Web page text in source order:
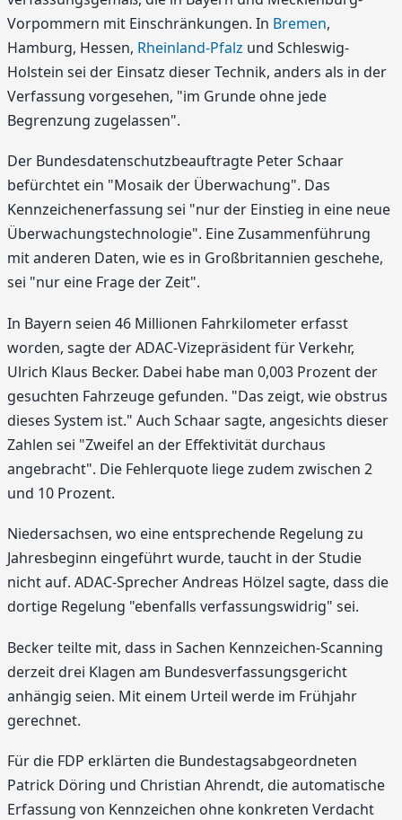
Vorpommern mit Einschränkungen. In Bremen,
Hamburg, Hessen, Rheinland-Pfalz und Schleswig-
Holstein sei der Einsatz dieser Technik, anders als in der
Verfassung vorgesehen, "im Grunde ohne jede
Begrenzung zugelassen".
Der Bundesdatenschutzbeauftragte Peter Schaar
befürchtet ein "Mosaik der Überwachung". Das
Kennzeichenerfassung sei "nur der Einstieg in eine neue
Überwachungstechnologie". Eine Zusammenführung
mit anderen Daten, wie es in Großbritannien geschehe,
sei "nur eine Frage der Zeit".
In Bayern seien 46 Millionen Fahrkilometer erfasst
worden, sagte der ADAC-Vizepräsident für Verkehr,
Ulrich Klaus Becker. Dabei habe man 0,003 Prozent der
gesuchten Fahrzeuge gefunden. "Das zeigt, wie obstrus
dieses System ist." Auch Schaar sagte, angesichts dieser
Zahlen sei "Zweifel an der Effektivität durchaus
angebracht". Die Fehlerquote liege zudem zwischen 2
und 10 Prozent.
Niedersachsen, wo eine entsprechende Regelung zu
Jahresbeginn eingeführt wurde, taucht in der Studie
nicht auf. ADAC-Sprecher Andreas Hölzel sagte, dass die
dortige Regelung "ebenfalls verfassungswidrig" sei.
Becker teilte mit, dass in Sachen Kennzeichen-Scanning
derzeit drei Klagen am Bundesverfassungsgericht
anhängig seien. Mit einem Urteil werde im Frühjahr
gerechnet.
Für die FDP erklärten die Bundestagsabgeordneten
Patrick Döring und Christian Ahrendt, die automatische
Erfassung von Kennzeichen ohne konkreten Verdacht